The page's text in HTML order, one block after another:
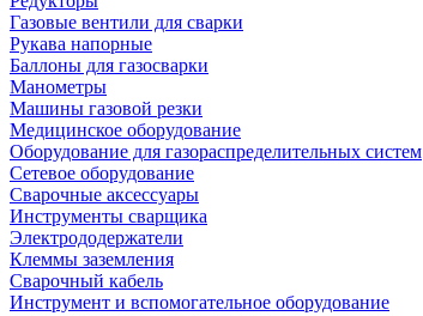
Газовые вентили для сварки
Рукава напорные
Баллоны для газосварки
Манометры
Машины газовой резки
Медицинское оборудование
Оборудование для газораспределительных систем
Сетевое оборудование
Сварочные аксессуары
Инструменты сварщика
Электрододержатели
Клеммы заземления
Сварочный кабель
Инструмент и вспомогательное оборудование